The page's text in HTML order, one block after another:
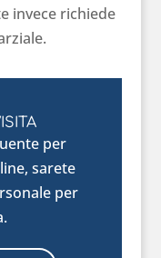
invece richiede
per
sarete
per